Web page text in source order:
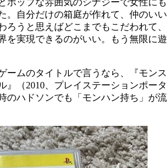
。自分だけの箱庭が作れて、仲のいい
ろうと思えばどこまでもこだわれて、
を実現できるのがいい。もう無限に遊
ームのタイトルで言うなら、『モンス
』（2010、プレイステーションポータ
のハドソンでも「モンハン持ち」が流